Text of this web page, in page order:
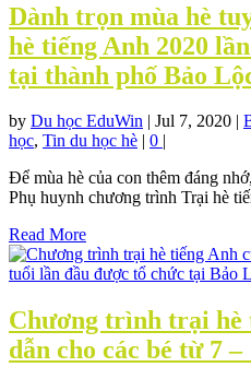
Dành trọn mùa hè
hè tiếng Anh 2020
tại thành phố Bảo
by Du học EduWin | Jul 7, 2020 |
học, Tin du học hè | 0 |
Để mùa hè của con thêm đáng
Phụ huynh chương trình Trại hè
Read More
Chương trình trại hè
dẫn cho các bé từ 7